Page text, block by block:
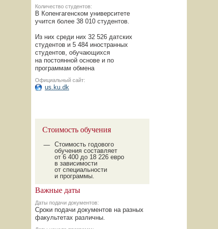
Количество студентов:
В Копенгагенском университете
учится более 38 010 студентов.
Из них среди них 32 526 датских
студентов и 5 484 иностранных
студентов, обучающихся
на постоянной основе и по
программам обмена
Официальный сайт:
us.ku.dk
Стоимость обучения
Стоимость годового
обучения составляет
от 6 400 до 18 226 евро
в зависимости
от специальности
и программы.
Важные даты
Даты подачи документов:
Сроки подачи документов на разных
факультетах различны.